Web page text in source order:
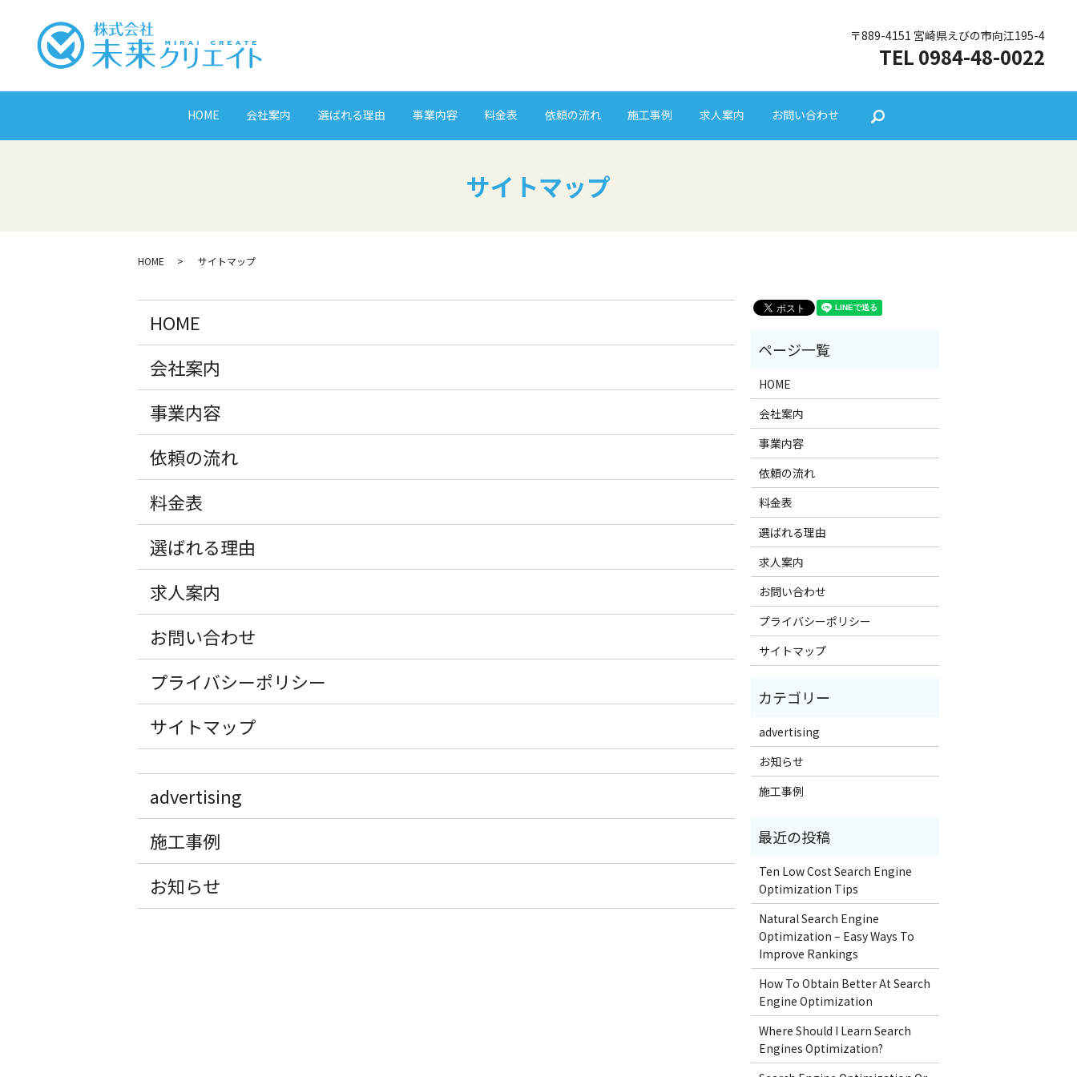
〒889-4151 宮崎県えびの市向江195-4
TEL 0984-48-0022
HOME 会社案内 選ばれる理由 事業内容 料金表 依頼の流れ 施工事例 求人案内 お問い合わせ
サイトマップ
HOME サイトマップ
HOME
会社案内
事業内容
依頼の流れ
料金表
選ばれる理由
求人案内
お問い合わせ
プライバシーポリシー
サイトマップ
advertising
施工事例
お知らせ
HOME
会社案内
事業内容
依頼の流れ
料金表
選ばれる理由
求人案内
お問い合わせ
プライバシーポリシー
サイトマップ
advertising
お知らせ
施工事例
Ten Low Cost Search Engine
Optimization Tips
Natural Search Engine
Optimization – Easy Ways To
Improve Rankings
How To Obtain Better At Search
Engine Optimization
Where Should I Learn Search
Engines Optimization?